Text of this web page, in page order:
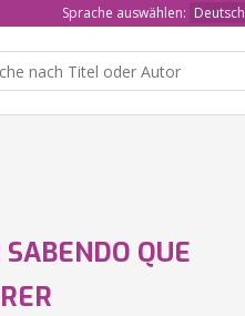
Sprache auswählen:
QUE